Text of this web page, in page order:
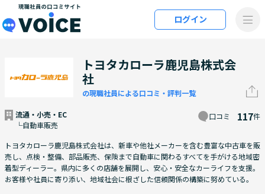
メインコンテンツにスキップ
ログイン
トヨタカローラ鹿児島株式会
社
の現職社員による口コミ・評判一覧
流通・小売・EC
└自動車販売
口コミ 117件
トヨタカローラ鹿児島株式会社は、新車や他社メーカーを含む豊富な中古車を販
売し、点検・整備、部品販売、保険まで自動車に関わるすべてを手がける地域密
着型ディーラー。県内に多くの店舗を展開し、安心・安全なカーライフを支援。
お客様や社員に寄り添い、地域社会に根ざした信頼関係の構築に努めている。